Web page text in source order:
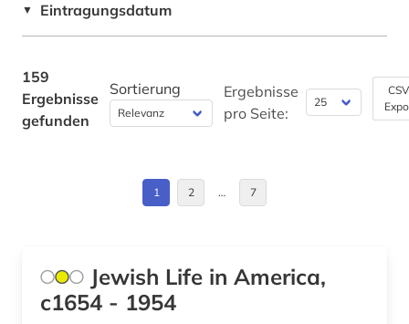
ethnomusik (1)
faktendatenbank (1)
fasern (1)
feminismus (1)
Griechenland (Altertum) (1)
Korea (2)
▼ Eintragungsdatum
159
Ergebnisse
gefunden
Sortierung
Ergebnisse
pro Seite:
1 2 … 7
Jewish Life in America,
c1654 - 1954